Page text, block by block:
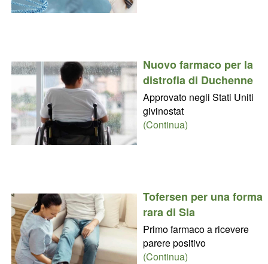
Nuovo farmaco per la
distrofia di Duchenne
Approvato negli Stati Uniti
givinostat
(Continua)
Tofersen per una forma
rara di Sla
Primo farmaco a ricevere
parere positivo
(Continua)